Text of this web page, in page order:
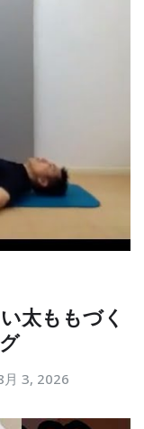
太ももづく
月 3, 2026